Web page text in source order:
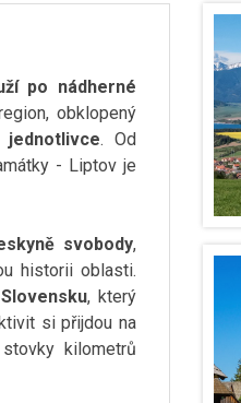
po nádherné
obklopený
. Od
- Liptov je
svobody,
historii oblasti.
, který
si přijdou na
kilometrů